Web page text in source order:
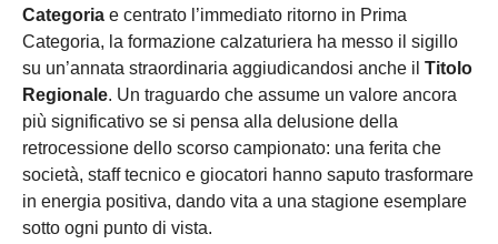
Categoria e centrato l’immediato ritorno in Prima
Categoria, la formazione calzaturiera ha messo il sigillo
su un’annata straordinaria aggiudicandosi anche il Titolo
Regionale. Un traguardo che assume un valore ancora
più significativo se si pensa alla delusione della
retrocessione dello scorso campionato: una ferita che
società, staff tecnico e giocatori hanno saputo trasformare
in energia positiva, dando vita a una stagione esemplare
sotto ogni punto di vista.